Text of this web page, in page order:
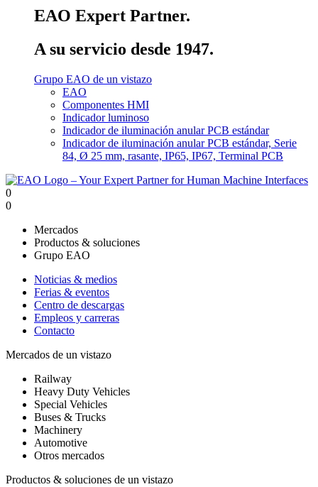
EAO Expert Partner.
A su servicio desde 1947.
Grupo EAO de un vistazo
EAO
Componentes HMI
Indicador luminoso
Indicador de iluminación anular PCB estándar
Indicador de iluminación anular PCB estándar, Serie
84, Ø 25 mm, rasante, IP65, IP67, Terminal PCB
0
0
Mercados
Productos & soluciones
Grupo EAO
Noticias & medios
Ferias & eventos
Centro de descargas
Empleos y carreras
Contacto
Mercados de un vistazo
Railway
Heavy Duty Vehicles
Special Vehicles
Buses & Trucks
Machinery
Automotive
Otros mercados
Productos & soluciones de un vistazo